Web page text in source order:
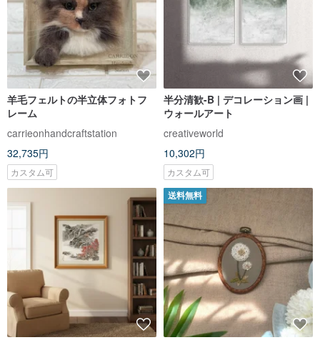
羊毛フェルトの半立体フォトフ
レーム
carrieonhandcraftstation
32,735円
カスタム可
半分清歓-B | デコレーション画 |
ウォールアート
creativeworld
10,302円
カスタム可
送料無料